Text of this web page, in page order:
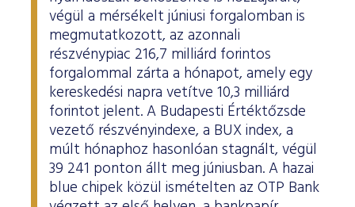
végül a mérsékelt júniusi forgalomban is
megmutatkozott, az azonnali
részvénypiac 216,7 milliárd forintos
forgalommal zárta a hónapot, amely egy
kereskedési napra vetítve 10,3 milliárd
forintot jelent. A Budapesti Értéktőzsde
vezető részvényindexe, a BUX index, a
múlt hónaphoz hasonlóan stagnált, végül
39 241 ponton állt meg júniusban. A hazai
blue chipek közül ismételten az OTP Bank